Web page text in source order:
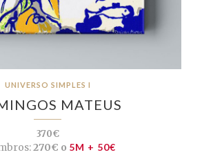
UNIVERSO SIMPLES I
MATEUS
370€
270€ o 5M + 50€